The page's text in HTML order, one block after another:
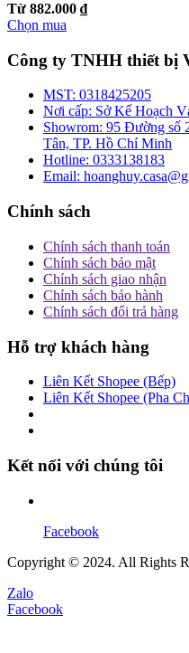
Từ 882.000 ₫
Chọn mua
Công ty TNHH thiết bị
MST: 0318425205
Nơi cấp: Sở Kế Hoạch
Showrom: 95 Đường số
Tân, TP. Hồ Chí Minh
Hotline: 0333138183
Email:
Chính sách
Chính sách thanh toán
Chính sách bảo mật
Chính sách giao nhận
Chính sách bảo hành
Chính sách đổi trả hàng
Hỗ trợ khách hàng
Liên Kết Shopee (Bếp)
Liên Kết Shopee (Pha
Kết nối với chúng tôi
Facebook
Copyright © 2024. All Rights
Zalo
Facebook